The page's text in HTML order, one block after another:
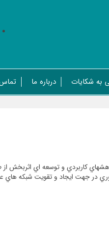
به شکایات درباره ما
كاربردي و توسعه اي اثربخش
در جهت ايجاد و تقويت شبكه هاي